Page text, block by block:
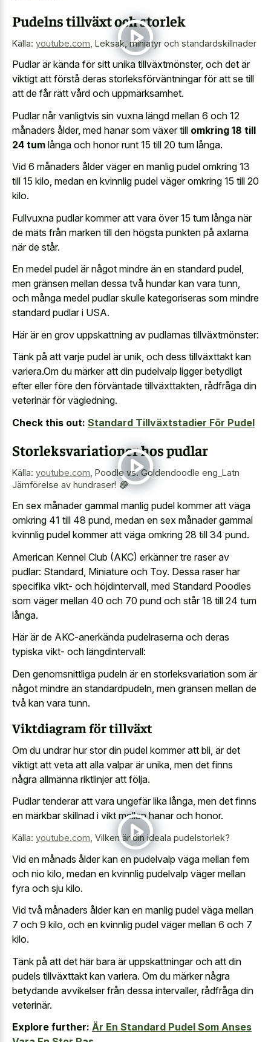
Pudelns tillväxt och storlek
Källa: youtube.com Leksak, miniatyr och standardskillnader
Pudlar är kända för sitt unika tillväxtmönster, och det är
viktigt att förstå deras storleksförväntningar för att se till
att de får rätt vård och uppmärksamhet.
Pudlar når vanligtvis sin vuxna längd mellan 6 och 12
månaders ålder, med hanar som växer till omkring 18 till
24 tum långa och honor runt 15 till 20 tum långa.
Vid 6 månaders ålder väger en manlig pudel omkring 13
till 15 kilo, medan en kvinnlig pudel väger omkring 15 till 20
kilo.
Fullvuxna pudlar kommer att vara över 15 tum långa när
de mäts från marken till den högsta punkten på axlarna
när de står.
En medel pudel är något mindre än en standard pudel,
men gränsen mellan dessa två hundar kan vara tunn,
och många medel pudlar skulle kategoriseras som mindre
standard pudlar i USA.
Här är en grov uppskattning av pudlarnas tillväxtmönster:
Tänk på att varje pudel är unik, och dess tillväxttakt kan
variera.Om du märker att din pudelvalp ligger betydligt
efter eller före den förväntade tillväxttakten, rådfråga din
veterinär för vägledning.
Check this out: Standard Tillväxtstadier För Pudel
Storleksvariationer hos pudlar
Källa: youtube.com Poodle vs. Goldendoodle eng_Latn
Jämförelse av hundraser! 🔴
En sex månader gammal manlig pudel kommer att väga
omkring 41 till 48 pund, medan en sex månader gammal
kvinnlig pudel kommer att väga omkring 28 till 34 pund.
American Kennel Club (AKC) erkänner tre raser av
pudlar: Standard, Miniature och Toy. Dessa raser har
specifika vikt- och höjdintervall, med Standard Poodles
som väger mellan 40 och 70 pund och står 18 till 24 tum
långa.
Här är de AKC-anerkända pudelraserna och deras
typiska vikt- och längdintervall:
Den genomsnittliga pudeln är en storleksvariation som är
något mindre än standardpudeln, men gränsen mellan de
två kan vara tunn.
Viktdiagram för tillväxt
Om du undrar hur stor din pudel kommer att bli, är det
viktigt att veta att alla valpar är unika, men det finns
några allmänna riktlinjer att följa.
Pudlar tenderar att vara ungefär lika långa, men det finns
en märkbar skillnad i vikt mellan hanar och honor.
Källa: youtube.com Vilken är din ideala pudelstorlek?
Vid en månads ålder kan en pudelvalp väga mellan fem
och nio kilo, medan en kvinnlig pudelvalp väger mellan
fyra och sju kilo.
Vid två månaders ålder kan en manlig pudel väga mellan
7 och 9 kilo, och en kvinnlig pudel väger mellan 6 och 7
kilo.
Tänk på att det här bara är uppskattningar och att din
pudels tillväxttakt kan variera. Om du märker några
betydande avvikelser från dessa intervaller, rådfråga din
veterinär.
Explore further: Är En Standard Pudel Som Anses